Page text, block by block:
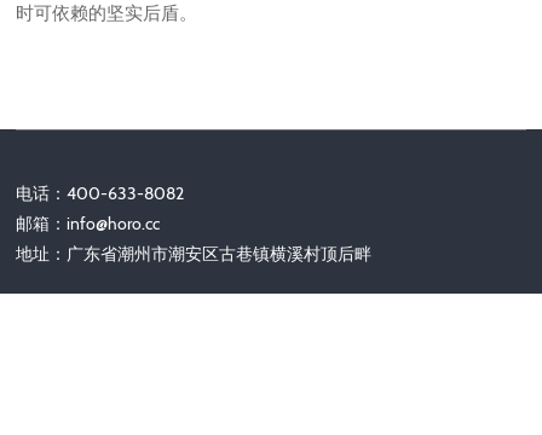
时可依赖的坚实后盾。
电话：400-633-8082
邮箱：info@horo.cc
地址：广东省潮州市潮安区古巷镇横溪村顶后畔